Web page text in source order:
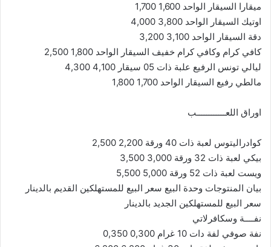
ميقارا السيقار الواحد 1,600 1,700
اوتيك السيقار الواحد 3,800 4,000
دقة السيقار الواحد 3,100 3,200
كافي كرام وكافي كرام خفيف السيقار الواحد 1,800 2,500
ليالي تونس الرفيع علبة ذات 05 سيقار 4,100 4,300
مالطي رفيع السيقار الواحد 1,700 1,800
اوراق اللعــــــــــــب
كوادراليتوس لعبة ذات 40 ورقة 2,200 2,500
بيكي لعبة ذات 32 ورقة 3,000 3,500
ويست لعبة ذات 52 ورقة 5,000 5,500
بيان المنتوجات وحدة البيع سعر البيع للمستهلكين القديم بالدينار
سعر البيع للمستهلكين الجديد بالدينار
نفــــة وسكافرلاتي
نفة صوفي لفة دات 10 غرام 0,300 0,350